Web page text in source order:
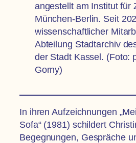
angestellt am Institut für
München-Berlin. Seit
wissenschaftlicher
Abteilung Stadtarchiv
der Stadt Kassel. (Foto:
Gorny)
In ihren Aufzeichnungen
Sofa“ (1981) schildert
Begegnungen, Gespräche